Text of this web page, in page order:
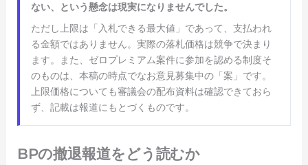
ない、という懸念は現実になりませんでした。
ただし上限は「入札できる最大値」であって、支払われ
る金額ではありません。実際の落札価格は競争で決まり
ます。また、ゼロプレミアム案件に参加を認める制度そ
のものは、本稿の時点でなお意見募集中の「案」です。
上限価格についても審議会の配布資料は確認できておら
ず、記載は報道にもとづくものです。
BPの撤退報道をどう読むか